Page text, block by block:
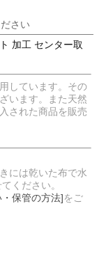
さい
加工 センター取
しています。その
います。また天然
された商品を販売
には乾いた布で水
ください。
保管の方法]をご